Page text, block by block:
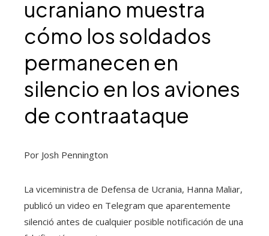
ucraniano muestra
cómo los soldados
permanecen en
silencio en los aviones
de contraataque
Por Josh Pennington
La viceministra de Defensa de Ucrania, Hanna Maliar,
publicó un video en Telegram que aparentemente
silenció antes de cualquier posible notificación de una